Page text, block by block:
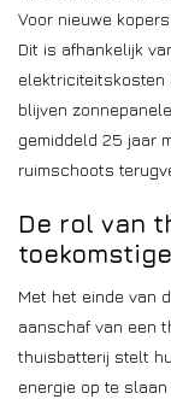
Voor nieuwe
Dit is afhankelijk
elektriciteitskosten
blijven
gemiddeld 25 jaar
ruimschoots
De rol van
Met het einde van
aanschaf van een
thuisbatterij stelt
energie op te